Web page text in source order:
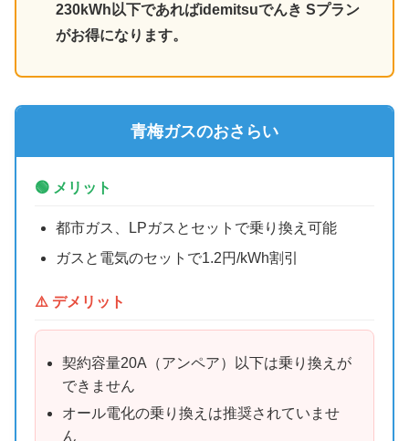
230kWh以下であればidemitsuでんき Sプラン
がお得になります。
青梅ガスのおさらい
🟢 メリット
都市ガス、LPガスとセットで乗り換え可能
ガスと電気のセットで1.2円/kWh割引
⚠️ デメリット
契約容量20A（アンペア）以下は乗り換えが
できません
オール電化の乗り換えは推奨されていませ
ん